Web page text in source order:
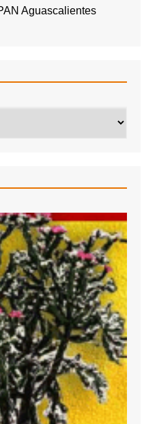
Aguascalientes